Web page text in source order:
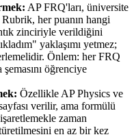
AP FRQ'ları, üniversite
Rubrik, her puanın hangi
zinciriyle verildiğini
yaklaşımı yetmez;
Önlem: her FRQ
öğrenciye
Özellikle AP Physics ve
verilir, ama formülü
zaman
en az bir kez